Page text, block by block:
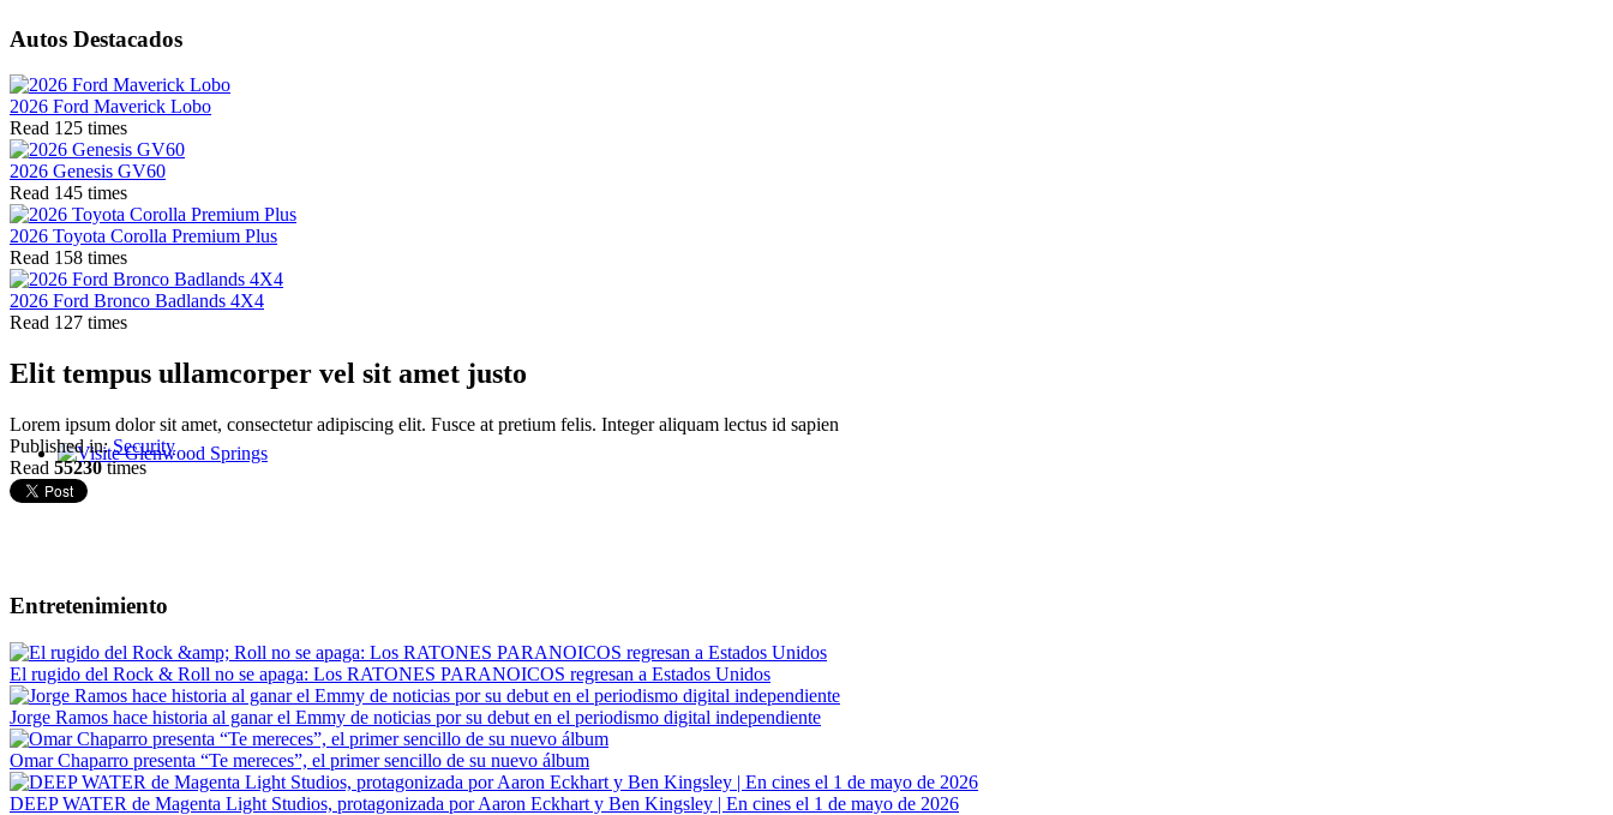
Glenwood Springs - Bello y Encantador
Autos Destacados
2026 Ford Maverick Lobo
Read 125 times
2026 Genesis GV60
Read 145 times
2026 Toyota Corolla Premium Plus
Read 158 times
2026 Ford Bronco Badlands 4X4
Read 127 times
Elit tempus ullamcorper vel sit amet justo
Lorem ipsum dolor sit amet, consectetur adipiscing elit. Fusce at pretium felis. Integer aliquam lectus id sapien
Published in: Security
Read 55230times
Entretenimiento
El rugido del Rock & Roll no se apaga: Los RATONES PARANOICOS regresan a Estados Unidos
Jorge Ramos hace historia al ganar el Emmy de noticias por su debut en el periodismo digital independiente
Omar Chaparro presenta “Te mereces”, el primer sencillo de su nuevo álbum
DEEP WATER de Magenta Light Studios, protagonizada por Aaron Eckhart y Ben Kingsley | En cines el 1 de mayo de 2026